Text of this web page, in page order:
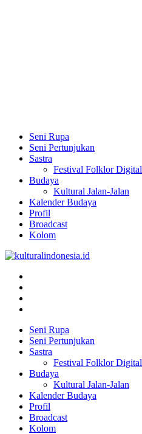
Seni Rupa
Seni Pertunjukan
Sastra
Festival Folklor Digital
Budaya
Kultural Jalan-Jalan
Kalender Budaya
Profil
Broadcast
Kolom
Seni Rupa
Seni Pertunjukan
Sastra
Festival Folklor Digital
Budaya
Kultural Jalan-Jalan
Kalender Budaya
Profil
Broadcast
Kolom